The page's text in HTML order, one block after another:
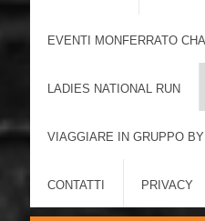
EVENTI MONFERRATO
LADIES NATIONAL RUN
VIAGGIARE IN GRUPPO
CONTATTI PRIVACY